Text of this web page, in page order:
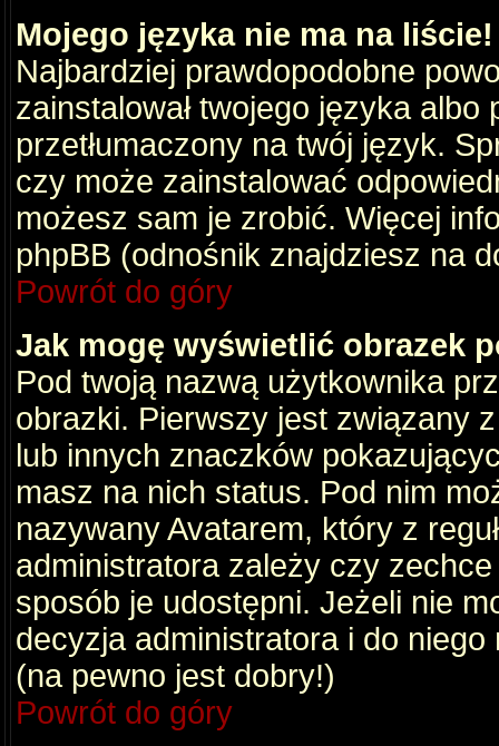
Mojego języka nie ma na liście!
Najbardziej prawdopodobne
zainstalował twojego języka albo
przetłumaczony na twój język.
czy może zainstalować
możesz sam je zrobić. Więcej
phpBB (odnośnik znajdziesz na
Powrót do góry
Jak mogę wyświetlić obrazek
Pod twoją nazwą użytkownika
obrazki. Pierwszy jest związany
lub innych znaczków
masz na nich status. Pod nim
nazywany Avatarem, który z
administratora zależy czy
sposób je udostępni. Jeżeli nie
decyzja administratora i do
(na pewno jest dobry!)
Powrót do góry